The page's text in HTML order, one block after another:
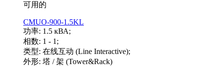
可用的
CMUO-900-1.5KL
功率: 1.5 кВА;
相数: 1 - 1;
类型: 在线互动 (Line Interactive);
外形: 塔 / 架 (Tower&Rack)